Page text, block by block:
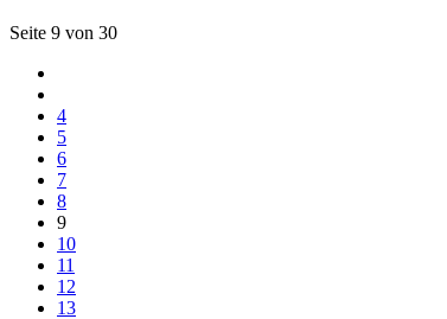
Seite 9 von 30
4
5
6
7
8
9
10
11
12
13